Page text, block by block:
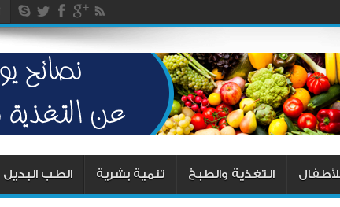
التغذية والطبخ تنمية بشرية الطب البديل